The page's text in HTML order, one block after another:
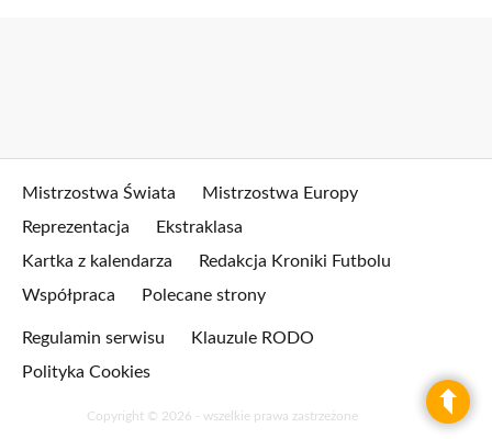
Mistrzostwa Świata
Mistrzostwa Europy
Reprezentacja
Ekstraklasa
Kartka z kalendarza
Redakcja Kroniki Futbolu
Współpraca
Polecane strony
Regulamin serwisu
Klauzule RODO
Polityka Cookies
Copyright © 2026 - wszelkie prawa zastrzeżone